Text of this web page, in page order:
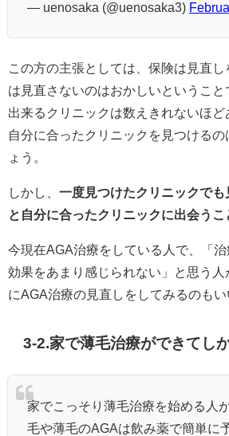
— uenosaka (@uenosaka3)
この方の主張としては、保険は見直
は見直さないのはおかしいというこ
出来るクリニックは数えきれないほ
自分に合ったクリニックを見つけるの
ょう。
しかし、 一度見つけたクリニックで
と自分に合ったクリニックに出会うこ
今現在AGA治療をしている人で、「
効果をあまり感じられない」と思う
にAGA治療の見直しをしてみるのもい
3-2.家で薄毛治療ができてし
家でこっそり薄毛治療を始める人
毛や薄毛のAGAは飲み薬で簡単に